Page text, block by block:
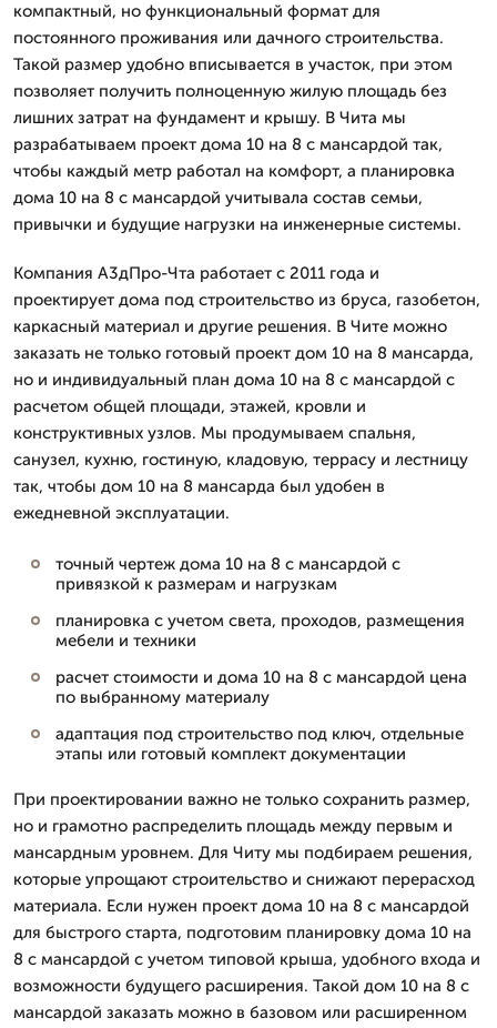
компактный, но функциональный формат для
постоянного проживания или дачного строительства.
Такой размер удобно вписывается в участок, при этом
позволяет получить полноценную жилую площадь без
лишних затрат на фундамент и крышу. В Чита мы
разрабатываем проект дома 10 на 8 с мансардой так,
чтобы каждый метр работал на комфорт, а планировка
дома 10 на 8 с мансардой учитывала состав семьи,
привычки и будущие нагрузки на инженерные системы.
Компания А3дПро-Чта работает с 2011 года и
проектирует дома под строительство из бруса, газобетон,
каркасный материал и другие решения. В Чите можно
заказать не только готовый проект дом 10 на 8 мансарда,
но и индивидуальный план дома 10 на 8 с мансардой с
расчетом общей площади, этажей, кровли и
конструктивных узлов. Мы продумываем спальня,
санузел, кухню, гостиную, кладовую, террасу и лестницу
так, чтобы дом 10 на 8 мансарда был удобен в
ежедневной эксплуатации.
точный чертеж дома 10 на 8 с мансардой с
привязкой к размерам и нагрузкам
планировка с учетом света, проходов, размещения
мебели и техники
расчет стоимости и дома 10 на 8 с мансардой цена
по выбранному материалу
адаптация под строительство под ключ, отдельные
этапы или готовый комплект документации
При проектировании важно не только сохранить размер,
но и грамотно распределить площадь между первым и
мансардным уровнем. Для Читу мы подбираем решения,
которые упрощают строительство и снижают перерасход
материала. Если нужен проект дома 10 на 8 с мансардой
для быстрого старта, подготовим планировку дома 10 на
8 с мансардой с учетом типовой крыша, удобного входа и
возможности будущего расширения. Такой дом 10 на 8 с
мансардой заказать можно в базовом или расширенном